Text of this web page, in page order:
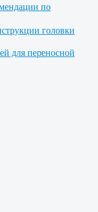
по
головки
для переносной